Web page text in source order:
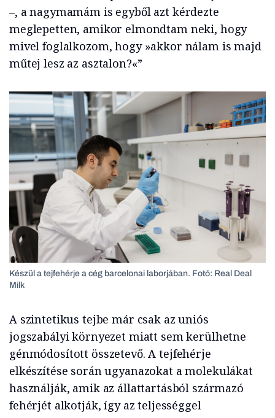
–, a nagymamám is egyből azt kérdezte
meglepetten, amikor elmondtam neki, hogy
mivel foglalkozom, hogy »akkor nálam is majd
műtej lesz az asztalon?«”
Készül a tejfehérje a cég barcelonai laborjában. Fotó: Real Deal
Milk
A szintetikus tejbe már csak az uniós
jogszabályi környezet miatt sem kerülhetne
génmódosított összetevő. A tejfehérje
elkészítése során ugyanazokat a molekulákat
használják, amik az állattartásból származó
fehérjét alkotják, így az teljességgel